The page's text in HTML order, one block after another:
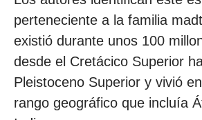
perteneciente a la familia
existió durante unos 100
desde el Cretácico Superior
Pleistoceno Superior y vivió
rango geográfico que incluía